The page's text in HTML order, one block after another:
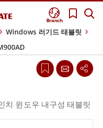
Branch
Windows 러기드 태블릿
윈도우 내구성 태블릿